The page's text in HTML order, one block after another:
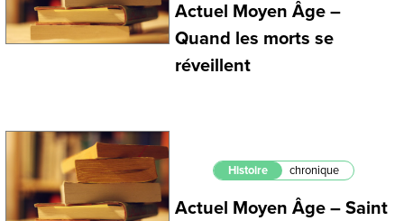
Actuel Moyen Âge –
Quand les morts se
réveillent
Histoire chronique
Actuel Moyen Âge – Saint